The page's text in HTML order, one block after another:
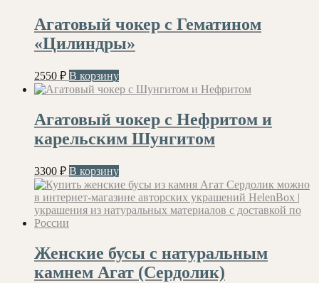
Агатовый чокер с Гематином
«Цилиндры»
2550 ₽ В корзину
Агатовый чокер с Нефритом и
карельским Шунгитом
3300 ₽ В корзину
Женские бусы с натуральным
камнем Агат (Сердолик)